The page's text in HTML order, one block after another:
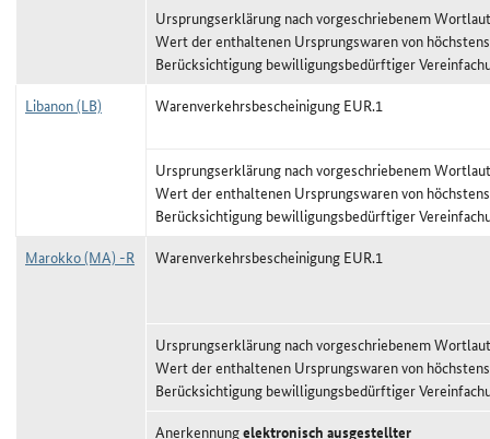
Ursprungserklärung nach vorgeschriebenem
Wert der enthaltenen Ursprungswaren von
Berücksichtigung bewilligungsbedürftiger
Libanon (LB)
Warenverkehrsbescheinigung EUR.1
Ursprungserklärung nach vorgeschriebenem
Wert der enthaltenen Ursprungswaren von
Berücksichtigung bewilligungsbedürftiger
Marokko (MA) -R
Warenverkehrsbescheinigung EUR.1
Ursprungserklärung nach vorgeschriebenem
Wert der enthaltenen Ursprungswaren von
Berücksichtigung bewilligungsbedürftiger
Anerkennungelektronisch ausgestellter